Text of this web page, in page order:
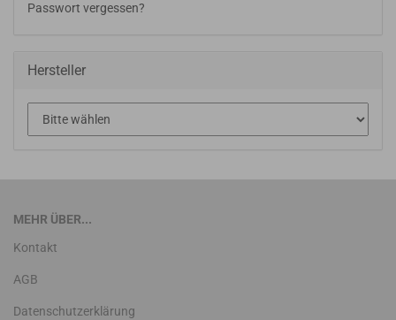
Passwort vergessen?
Hersteller
MEHR ÜBER...
Kontakt
AGB
Datenschutzerklärung